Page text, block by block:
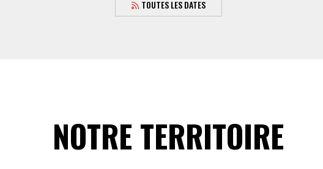
TOUTES LES DATES
NOTRE TERRITOIRE